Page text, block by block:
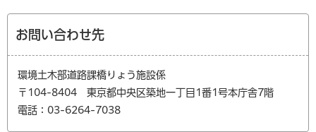
お問い合わせ先
環境土木部道路課橋りょう施設係
〒104-8404 東京都中央区築地一丁目1番1号本庁舎7階
電話：03-6264-7038